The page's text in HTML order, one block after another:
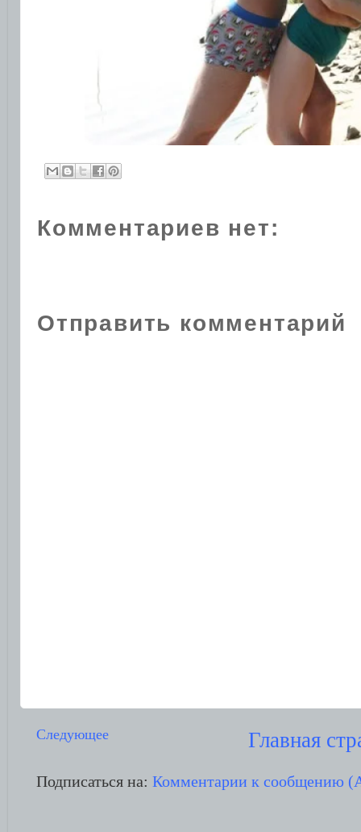
Комментариев нет:
Отправить комментарий
Следующее Главная
Подписаться на: Комментарии к сообщению